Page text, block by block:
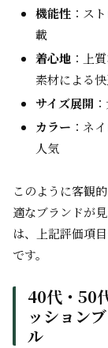
機能性 ：ス
載
着心地 ：上
素材による
サイズ展開
カラー ：ネ
人気
このように客観
適なブランドが
は、上記評価項
です。
40代・50
ッション
ル